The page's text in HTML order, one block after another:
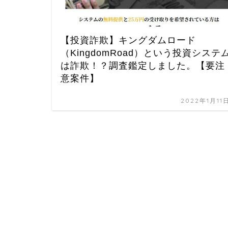
【投資詐欺】キングダムロード
（KingdomRoad）という投資システ
は詐欺！？調査鑑定しました。【要注
意案件】
2022年1月11